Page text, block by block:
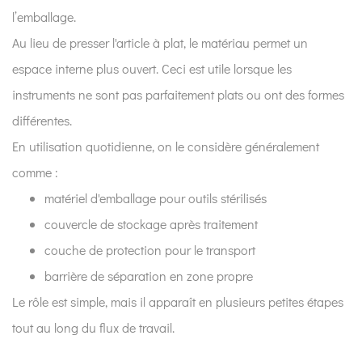
2
Pourquoi
l’emballage
est
étroitement
contrôle
des
infections
se
comporte
l’emballage.
Au lieu de presser l'article à plat, le matériau permet un
espace interne plus ouvert. Ceci est utile lorsque les
instruments ne sont pas parfaitement plats ou ont des formes
différentes.
En utilisation quotidienne, on le considère généralement
comme :
matériel d'emballage pour outils stérilisés
couvercle de stockage après traitement
couche de protection pour le transport
barrière de séparation en zone propre
Le rôle est simple, mais il apparaît en plusieurs petites étapes
tout au long du flux de travail.